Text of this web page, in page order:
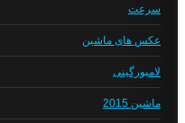
سرعت
عکس های ماشین
لامبورگینی
ماشین 2015